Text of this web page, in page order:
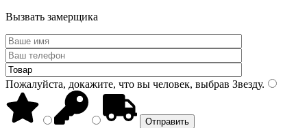
Вызвать замерщика
Пожалуйста, докажите, что вы человек, выбрав Звезду.